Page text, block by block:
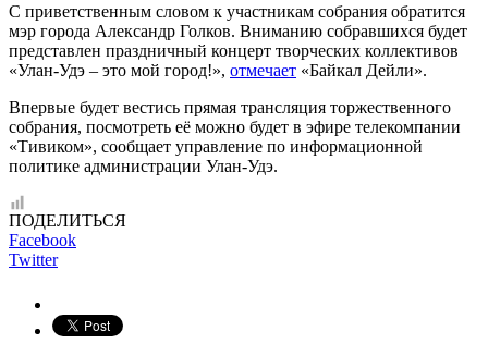
С приветственным словом к участникам собрания обратится
мэр города Александр Голков. Вниманию собравшихся будет
представлен праздничный концерт творческих коллективов
«Улан-Удэ – это мой город!», отмечает «Байкал Дейли».
Впервые будет вестись прямая трансляция торжественного
собрания, посмотреть её можно будет в эфире телекомпании
«Тивиком», сообщает управление по информационной
политике администрации Улан-Удэ.
ПОДЕЛИТЬСЯ
Facebook
Twitter